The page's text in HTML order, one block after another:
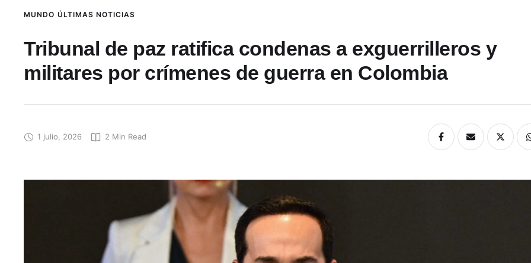
MUNDO ÚLTIMAS NOTICIAS
Tribunal de paz ratifica condenas a exguerrilleros y
militares por crímenes de guerra en Colombia
1 julio, 2026 2 Min Read